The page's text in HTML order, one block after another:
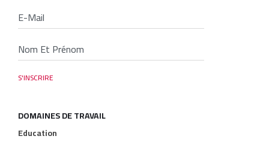
DOMAINES DE TRAVAIL
Education